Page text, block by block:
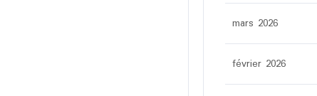
mars 2026
février 2026